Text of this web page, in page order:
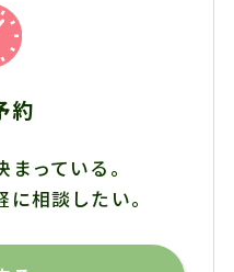
約
っている。
相談したい。